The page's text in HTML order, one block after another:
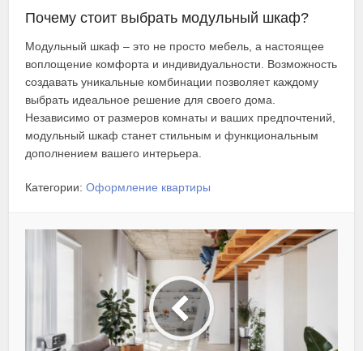
Почему стоит выбрать модульный шкаф?
Модульный шкаф – это не просто мебель, а настоящее
воплощение комфорта и индивидуальности. Возможность
создавать уникальные комбинации позволяет каждому
выбрать идеальное решение для своего дома.
Независимо от размеров комнаты и ваших предпочтений,
модульный шкаф станет стильным и функциональным
дополнением вашего интерьера.
Категории:Оформление квартиры